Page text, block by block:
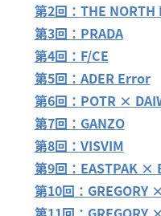
第2回：THE
第3回：PRADA
第4回：F/CE
第5回：ADER Error
第6回：POTR ×
第7回：GANZO
第8回：VISVIM
第9回：EASTPAK ×
第10回：GREGORY